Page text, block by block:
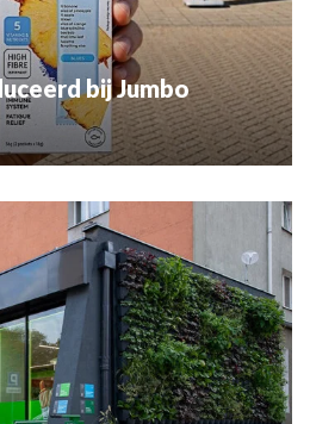
bij Jumbo